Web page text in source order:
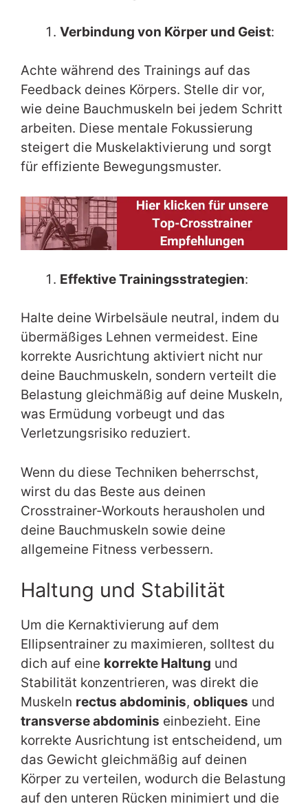
Verbindung von Körper und Geist:
Achte während des Trainings auf das
Feedback deines Körpers. Stelle dir vor,
wie deine Bauchmuskeln bei jedem Schritt
arbeiten. Diese mentale Fokussierung
steigert die Muskelaktivierung und sorgt
für effiziente Bewegungsmuster.
Effektive Trainingsstrategien:
Halte deine Wirbelsäule neutral, indem du
übermäßiges Lehnen vermeidest. Eine
korrekte Ausrichtung aktiviert nicht nur
deine Bauchmuskeln, sondern verteilt die
Belastung gleichmäßig auf deine Muskeln,
was Ermüdung vorbeugt und das
Verletzungsrisiko reduziert.
Wenn du diese Techniken beherrschst,
wirst du das Beste aus deinen
Crosstrainer-Workouts herausholen und
deine Bauchmuskeln sowie deine
allgemeine Fitness verbessern.
Haltung und Stabilität
Um die Kernaktivierung auf dem
Ellipsentrainer zu maximieren, solltest du
dich auf eine korrekte Haltung und
Stabilität konzentrieren, was direkt die
Muskeln rectus abdominis, obliques und
transverse abdominis einbezieht. Eine
korrekte Ausrichtung ist entscheidend, um
das Gewicht gleichmäßig auf deinen
Körper zu verteilen, wodurch die Belastung
auf den unteren Rücken minimiert und die